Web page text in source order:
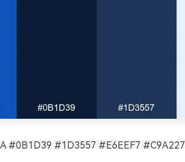
#0B1D39 #1D3557 #E6EEF7 #C9A227